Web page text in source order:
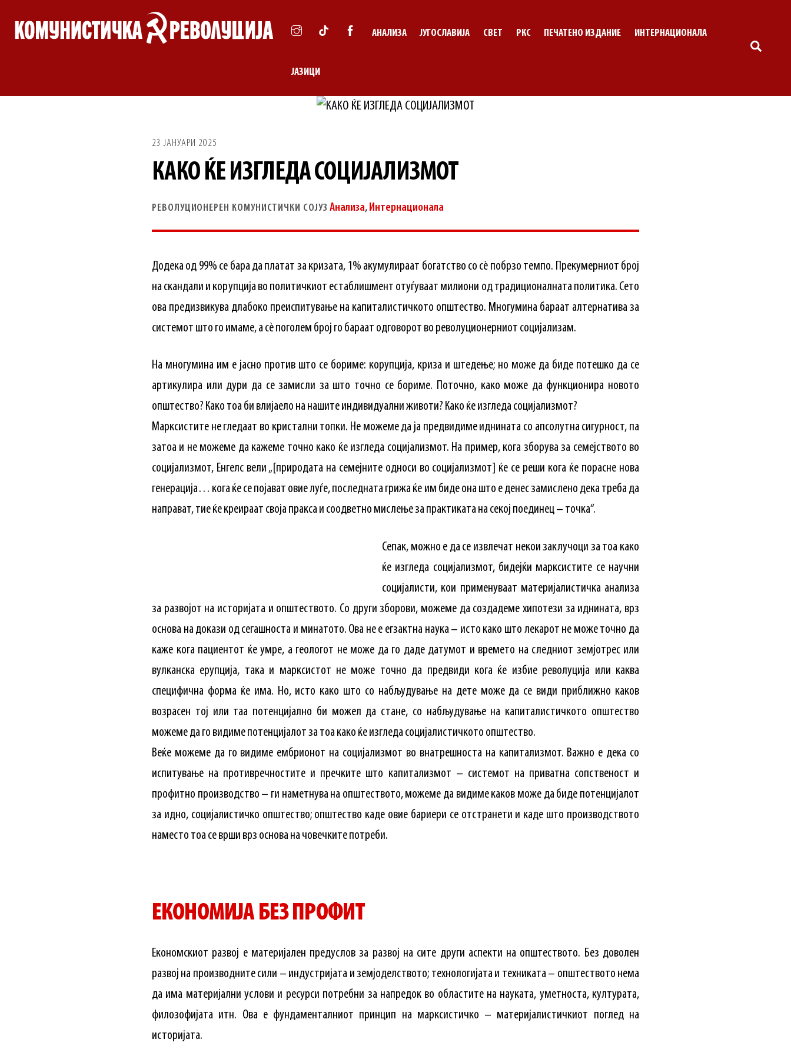
АНАЛИЗА ЈУГОСЛАВИЈА СВЕТ РКС ПЕЧАТЕНО ИЗДАНИЕ ИНТЕРНАЦИОНАЛА
ЈАЗИЦИ
23 ЈАНУАРИ 2025
КАКО ЌЕ ИЗГЛЕДА СОЦИЈАЛИЗМОТ
РЕВОЛУЦИОНЕРЕН КОМУНИСТИЧКИ СОЈУЗ Анализа, Интернационала
Додека од 99% се бара да платат за кризата, 1% акумулираат богатство со сè побрзо темпо. Прекумерниот број
на скандали и корупција во политичкиот естаблишмент отуѓуваат милиони од традиционалната политика. Сето
ова предизвикува длабоко преиспитување на капиталистичкото општество. Многумина бараат алтернатива за
системот што го имаме, а сè поголем број го бараат одговорот во револуционерниот социјализам.
На многумина им е јасно против што се бориме: корупција, криза и штедење; но може да биде потешко да се
артикулира или дури да се замисли за што точно се бориме. Поточно, како може да функционира новото
општество? Како тоа би влијаело на нашите индивидуални животи? Како ќе изгледа социјализмот?
Марксистите не гледаат во кристални топки. Не можеме да ја предвидиме иднината со апсолутна сигурност, па
затоа и не можеме да кажеме точно како ќе изгледа социјализмот. На пример, кога зборува за семејството во
социјализмот, Енгелс вели „[природата на семејните односи во социјализмот] ќе се реши кога ќе порасне нова
генерација… кога ќе се појават овие луѓе, последната грижа ќе им биде она што е денес замислено дека треба да
направат, тие ќе креираат своја пракса и соодветно мислење за практиката на секој поединец – точка“.
Сепак, можно е да се извлечат некои заклучоци за тоа како
ќе изгледа социјализмот, бидејќи марксистите се научни
социјалисти, кои применуваат материјалистичка анализа
за развојот на историјата и општеството. Со други зборови, можеме да создадеме хипотези за иднината, врз
основа на докази од сегашноста и минатото. Ова не е егзактна наука – исто како што лекарот не може точно да
каже кога пациентот ќе умре, а геологот не може да го даде датумот и времето на следниот земјотрес или
вулканска ерупција, така и марксистот не може точно да предвиди кога ќе избие револуција или каква
специфична форма ќе има. Но, исто како што со набљудување на дете може да се види приближно каков
возрасен тој или таа потенцијално би можел да стане, со набљудување на капиталистичкото општество
можеме да го видиме потенцијалот за тоа како ќе изгледа социјалистичкото општество.
Веќе можеме да го видиме ембрионот на социјализмот во внатрешноста на капитализмот. Важно е дека со
испитување на противречностите и пречките што капитализмот – системот на приватна сопственост и
профитно производство – ги наметнува на општеството, можеме да видиме каков може да биде потенцијалот
за идно, социјалистичко општество; општество каде овие бариери се отстранети и каде што производството
наместо тоа се врши врз основа на човечките потреби.
ЕКОНОМИЈА БЕЗ ПРОФИТ
Економскиот развој е материјален предуслов за развој на сите други аспекти на општеството. Без доволен
развој на производните сили – индустријата и земјоделството; технологијата и техниката – општеството нема
да има материјални услови и ресурси потребни за напредок во областите на науката, уметноста, културата,
филозофијата итн. Ова е фундаменталниот принцип на марксистичко – материјалистичкиот поглед на
историјата.